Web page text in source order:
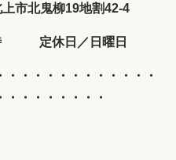
市北鬼柳19地割42-4
時 定休日／日曜日
・・・・・・・・・・・・・
・・・・・・・・